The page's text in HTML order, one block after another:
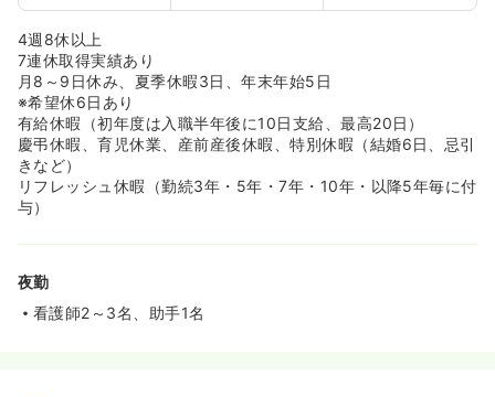
4週8休以上
7連休取得実績あり
月8～9日休み、夏季休暇3日、年末年始5日
※希望休6日あり
有給休暇（初年度は入職半年後に10日支給、最高20日）
慶弔休暇、育児休業、産前産後休暇、特別休暇（結婚6日、忌引
きなど）
リフレッシュ休暇（勤続3年・5年・7年・10年・以降5年毎に付
与）
夜勤
看護師2～3名、助手1名